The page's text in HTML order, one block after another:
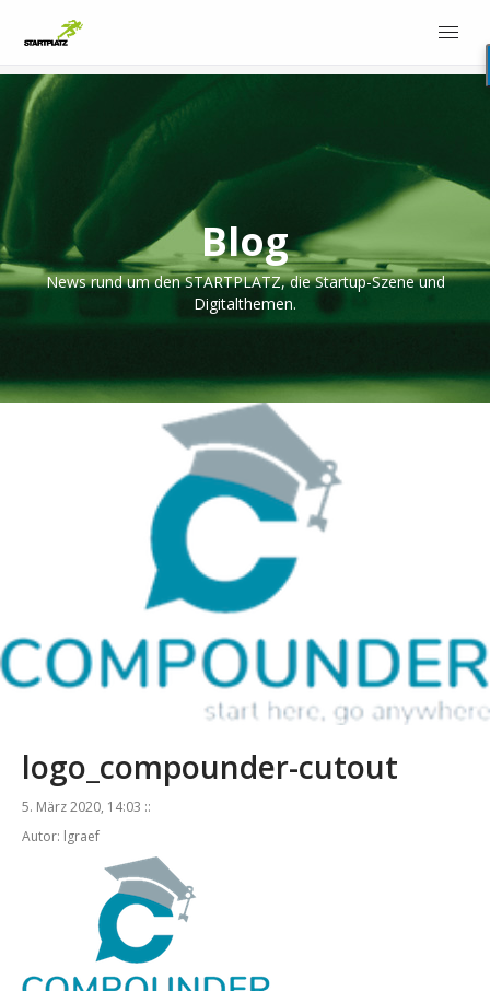
Blog
News rund um den STARTPLATZ, die Startup-Szene und
Digitalthemen.
logo_compounder-cutout
5. März 2020, 14:03 ::
Autor: lgraef